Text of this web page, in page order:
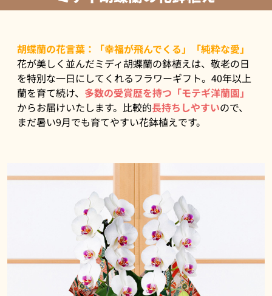
胡蝶蘭の花言葉：「幸福が飛んでくる」「純粋な愛」
花が美しく並んだミディ胡蝶蘭の鉢植えは、敬老の日
を特別な一日にしてくれるフラワーギフト。40年以上
蘭を育て続け、 多数の受賞歴を持つ「モテギ洋蘭園」
からお届けいたします。比較的長持ちしやすいので、
まだ暑い9月でも育てやすい花鉢植えです。